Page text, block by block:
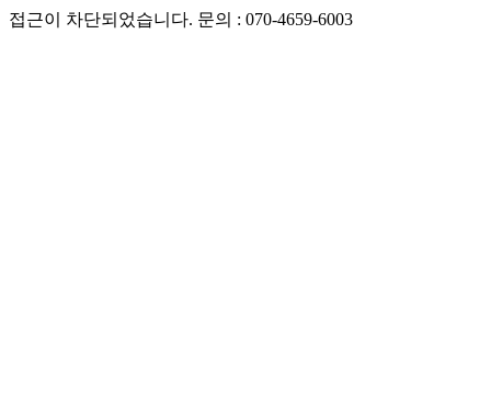
접근이 차단되었습니다. 문의 : 070-4659-6003